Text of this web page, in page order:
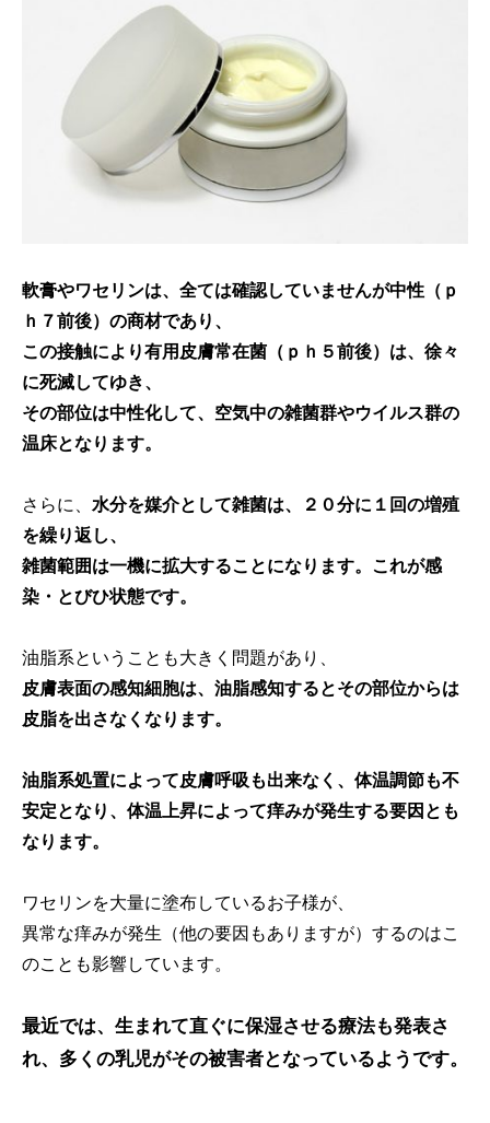
軟膏やワセリンは、全ては確認していませんが中性（ｐ
ｈ７前後）の商材であり、
この接触により有用皮膚常在菌（ｐｈ５前後）は、徐々
に死滅してゆき、
その部位は中性化して、空気中の雑菌群やウイルス群の
温床となります。
さらに、 水分を媒介として雑菌は、２０分に１回の増殖
を繰り返し、
雑菌範囲は一機に拡大することになります。これが感
染・とびひ状態です。
油脂系ということも大きく問題があり、
皮膚表面の感知細胞は、油脂感知するとその部位からは
皮脂を出さなくなります。
油脂系処置によって皮膚呼吸も出来なく、体温調節も不
安定となり、体温上昇によって痒みが発生する要因とも
なります。
ワセリンを大量に塗布しているお子様が、
異常な痒みが発生（他の要因もありますが）するのはこ
のことも影響しています。
最近では、生まれて直ぐに保湿させる療法も発表さ
れ、多くの乳児がその被害者となっているようです。